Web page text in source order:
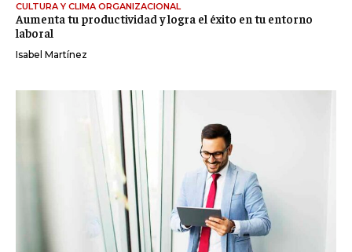
CULTURA Y CLIMA ORGANIZACIONAL
Aumenta tu productividad y logra el éxito en tu entorno
laboral
Isabel Martínez